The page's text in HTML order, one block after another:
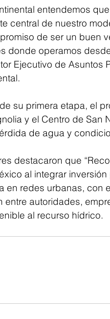
entendemos
central de nuestro
de ser un buen
donde operamos
Ejecutivo de
su primera etapa, el
y el Centro de San
de agua y
destacaron que
al integrar
en redes urbanas, con
entre autoridades,
al recurso hídrico.